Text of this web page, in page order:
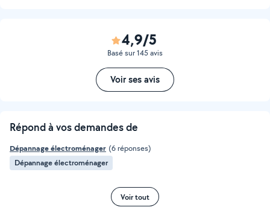
4,9/5
Basé sur 145 avis
Voir ses avis
Répond à vos demandes de
Dépannage électroménager (6 réponses)
Dépannage électroménager
Voir tout